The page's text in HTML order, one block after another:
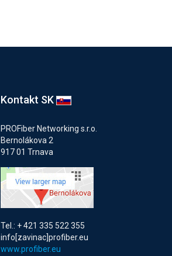
Kontakt SK
PROFiber Networking s.r.o.
Bernolákova 2
917 01 Trnava
Tel.: + 421 335 522 355
info[zavinac]profiber.eu
www.profiber.eu